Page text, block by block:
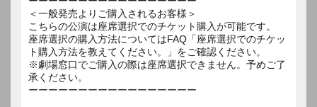
＜一般発売よりご購入されるお客様＞
こちらの公演は座席選択でのチケット購入が可能です。
座席選択の購入方法についてはFAQ「座席選択でのチケッ
ト購入方法を教えてください。」をご確認ください。
※劇場窓口でご購入の際は座席選択できません。予めご了
承ください。
ーーーーーーーーーーーーーーーーー